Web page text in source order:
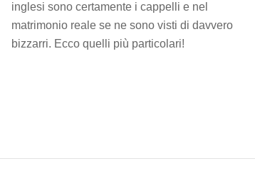
inglesi sono certamente i cappelli e nel
matrimonio reale se ne sono visti di davvero
bizzarri. Ecco quelli più particolari!